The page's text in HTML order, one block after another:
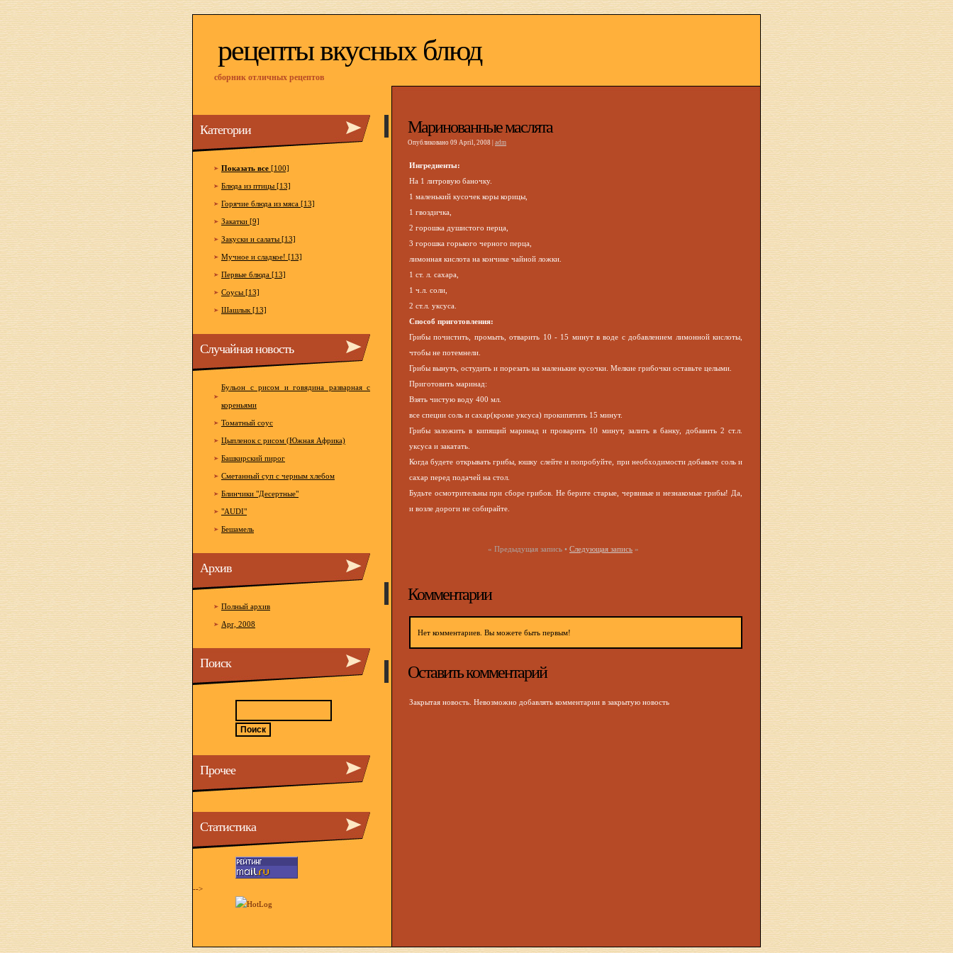
рецепты вкусных блюд
сборник отличных рецептов
Маринованные маслята
Опубликовано 09 April, 2008 | adm
Ингредиенты:
На 1 литровую баночку.
1 маленький кусочек коры корицы,
1 гвоздичка,
2 горошка душистого перца,
3 горошка горького черного перца,
лимонная кислота на кончике чайной ложки.
1 ст. л. сахара,
1 ч.л. соли,
2 ст.л. уксуса.
Способ приготовления:
Грибы почистить, промыть, отварить 10 - 15 минут в воде с добавлением лимонной кислоты,
чтобы не потемнели.
Грибы вынуть, остудить и порезать на маленькие кусочки. Мелкие грибочки оставьте целыми.
Приготовить маринад:
Взять чистую воду 400 мл.
все специи соль и сахар(кроме уксуса) прокипятить 15 минут.
Грибы заложить в кипящий маринад и проварить 10 минут, залить в банку, добавить 2 ст.л.
уксуса и закатать.
Когда будете открывать грибы, юшку слейте и попробуйте, при необходимости добавьте соль и
сахар перед подачей на стол.
Будьте осмотрительны при сборе грибов. Не берите старые, червивые и незнакомые грибы! Да,
и возле дороги не собирайте.
« Предыдущая запись • Следующая запись »
Комментарии
Нет комментариев. Вы можете быть первым!
Оставить комментарий
Закрытая новость. Невозможно добавлять комментарии в закрытую новость
Категории
Показать все [100]
Блюда из птицы [13]
Горячие блюда из мяса [13]
Закатки [9]
Закуски и салаты [13]
Мучное и сладкое! [13]
Первые блюда [13]
Соусы [13]
Шашлык [13]
Случайная новость
Бульон с рисом и говядина разварная с
кореньями
Томатный соус
Цыпленок с рисом (Южная Африка)
Башкирский пирог
Сметанный суп с черным хлебом
Блинчики "Десертные"
"AUDI"
Бешамель
Архив
Полный архив
Apr, 2008
Поиск
Прочее
Статистика
-->